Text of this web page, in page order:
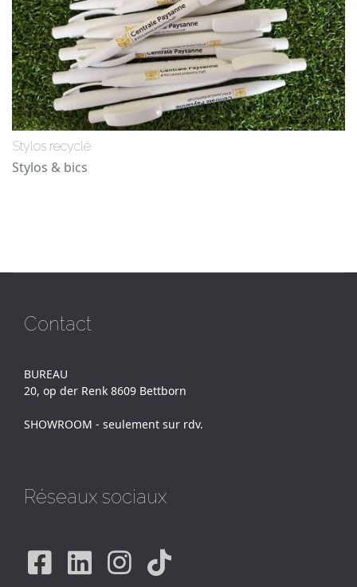
Stylos recyclé
Stylos & bics
Contact
BUREAU
20, op der Renk 8609 Bettborn
SHOWROOM - seulement sur rdv.
Réseaux sociaux
Facebook
Linkedin
Instagram
Tiktok